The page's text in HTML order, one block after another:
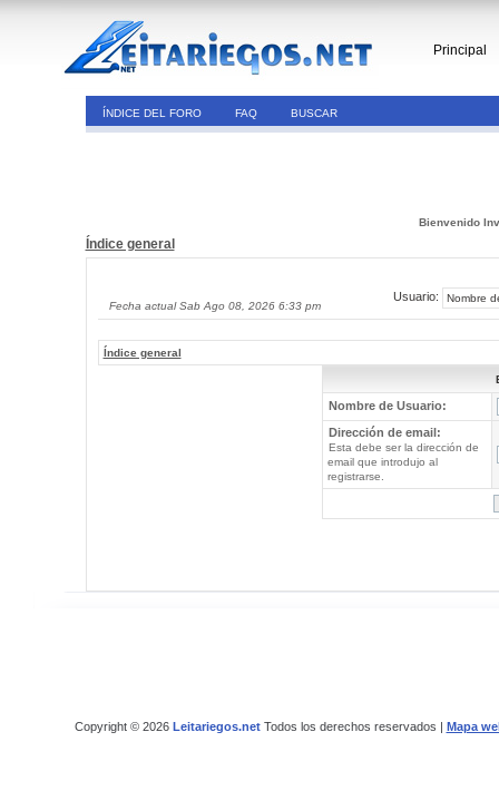
Principal
ÍNDICE DEL FORO FAQ BUSCAR
Bienvenido
Índice general
Fecha actual Sab Ago 08, 2026 6:33 pm
Usuario:
Índice general
Nombre de Usuario:
Dirección de email:
Esta debe ser la dirección de
email que introdujo al
registrarse.
Copyright © 2026 Leitariegos.netTodos los derechos reservados | Mapa